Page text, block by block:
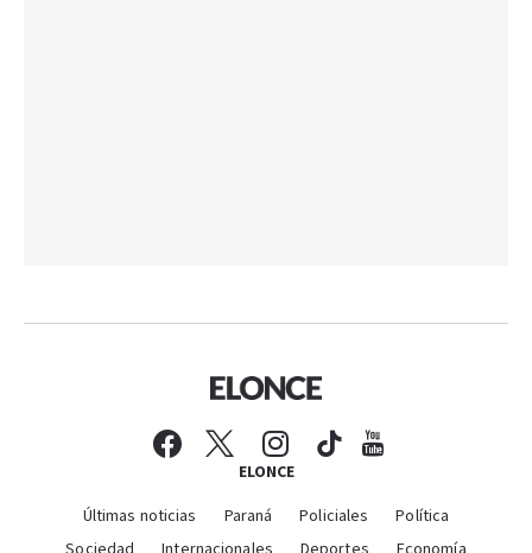
ELONCE
Últimas noticias Paraná Policiales
Política